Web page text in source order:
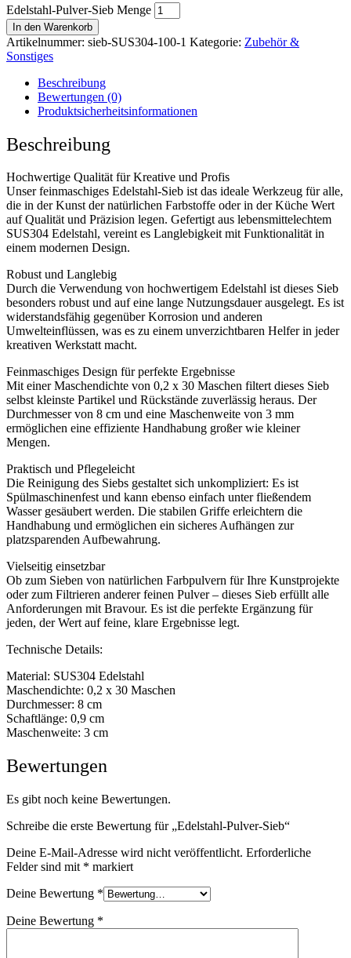
Edelstahl-Pulver-Sieb Menge
In den Warenkorb
Artikelnummer: sieb-SUS304-100-1 Kategorie: Zubehör &
Sonstiges
Beschreibung
Bewertungen (0)
Produktsicherheitsinformationen
Beschreibung
Hochwertige Qualität für Kreative und Profis
Unser feinmaschiges Edelstahl-Sieb ist das ideale Werkzeug für alle,
die in der Kunst der natürlichen Farbstoffe oder in der Küche Wert
auf Qualität und Präzision legen. Gefertigt aus lebensmittelechtem
SUS304 Edelstahl, vereint es Langlebigkeit mit Funktionalität in
einem modernen Design.
Robust und Langlebig
Durch die Verwendung von hochwertigem Edelstahl ist dieses Sieb
besonders robust und auf eine lange Nutzungsdauer ausgelegt. Es ist
widerstandsfähig gegenüber Korrosion und anderen
Umwelteinflüssen, was es zu einem unverzichtbaren Helfer in jeder
kreativen Werkstatt macht.
Feinmaschiges Design für perfekte Ergebnisse
Mit einer Maschendichte von 0,2 x 30 Maschen filtert dieses Sieb
selbst kleinste Partikel und Rückstände zuverlässig heraus. Der
Durchmesser von 8 cm und eine Maschenweite von 3 mm
ermöglichen eine effiziente Handhabung großer wie kleiner
Mengen.
Praktisch und Pflegeleicht
Die Reinigung des Siebs gestaltet sich unkompliziert: Es ist
Spülmaschinenfest und kann ebenso einfach unter fließendem
Wasser gesäubert werden. Die stabilen Griffe erleichtern die
Handhabung und ermöglichen ein sicheres Aufhängen zur
platzsparenden Aufbewahrung.
Vielseitig einsetzbar
Ob zum Sieben von natürlichen Farbpulvern für Ihre Kunstprojekte
oder zum Filtrieren anderer feinen Pulver – dieses Sieb erfüllt alle
Anforderungen mit Bravour. Es ist die perfekte Ergänzung für
jeden, der Wert auf feine, klare Ergebnisse legt.
Technische Details:
Material: SUS304 Edelstahl
Maschendichte: 0,2 x 30 Maschen
Durchmesser: 8 cm
Schaftlänge: 0,9 cm
Maschenweite: 3 cm
Bewertungen
Es gibt noch keine Bewertungen.
Schreibe die erste Bewertung für „Edelstahl-Pulver-Sieb“
Deine E-Mail-Adresse wird nicht veröffentlicht. Erforderliche
Felder sind mit * markiert
Deine Bewertung *
Deine Bewertung *